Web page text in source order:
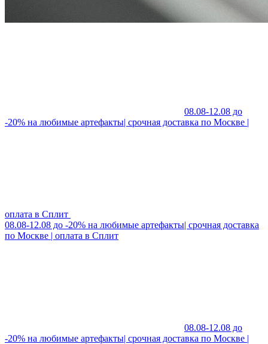
08.08-12.08 до
-20% на любимые артефакты| срочная доставка по Москве |
оплата в Сплит
08.08-12.08 до -20% на любимые артефакты| срочная доставка
по Москве | оплата в Сплит
08.08-12.08 до
-20% на любимые артефакты| срочная доставка по Москве |